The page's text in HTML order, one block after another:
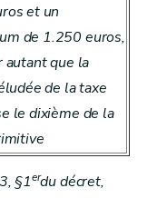
et un
de 1.250 euros,
autant que la
de la taxe
le dixième de la
§1erdu décret,